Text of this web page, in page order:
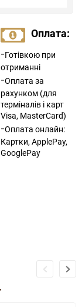
Оплата:
-Готівкою при
отриманні
-Оплата за
рахунком (для
терміналів і карт
Visa, MasterCard)
-Оплата онлайн:
Картки, ApplePay,
GooglePay